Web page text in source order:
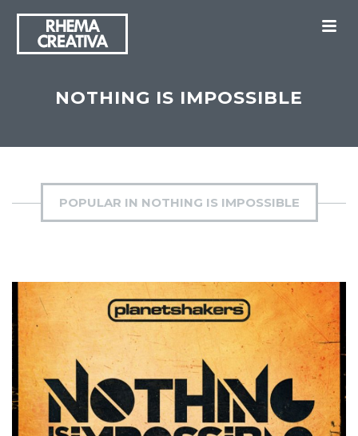
NOTHING IS IMPOSSIBLE
POPULAR IN NOTHING IS IMPOSSIBLE